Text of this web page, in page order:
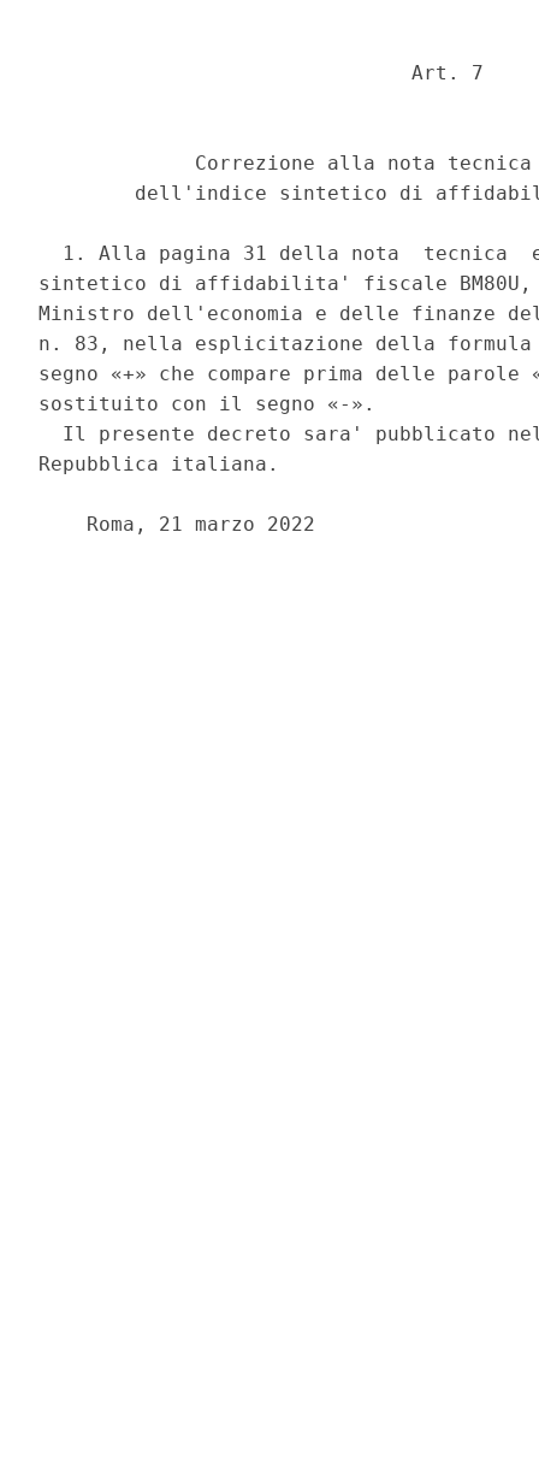
                               Art. 7
Correzione alla nota
dell'indice sintetico di
1. Alla pagina 31 della nota  tecnica
sintetico di affidabilita' fiscale BM80U,
Ministro dell'economia e delle finanze
n. 83, nella esplicitazione della
segno «+» che compare prima delle
sostituito con il segno «-».
Il presente decreto sara' pubblicato
Repubblica italiana.
    Roma, 21 marzo 2022